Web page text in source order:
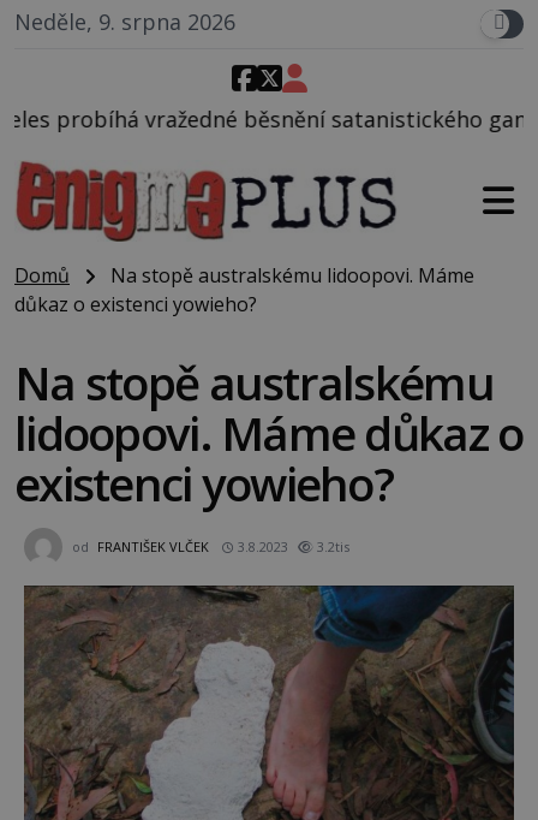
Neděle, 9. srpna 2026
běsnění satanistického gangu vedeného
Domů
Na stopě australskému lidoopovi. Máme
důkaz o existenci yowieho?
Na stopě australskému
lidoopovi. Máme důkaz o
existenci yowieho?
od FRANTIŠEK VLČEK 3.8.2023 3.2tis